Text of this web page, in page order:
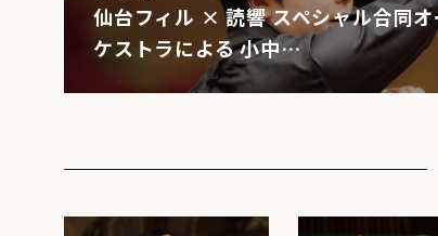
仙台フィル × 読響 スペシャル合同オ
ケストラによる 小中…